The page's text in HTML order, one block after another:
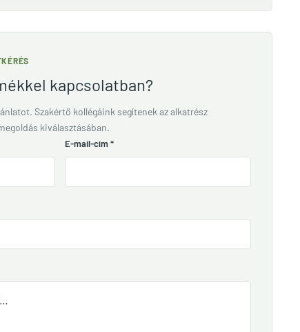
kapcsolatban?
Szakértő kollégáink segítenek az alkatrész
kiválasztásában.
E-mail-cím *